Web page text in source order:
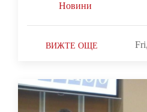
Новини
ВИЖТЕ ОЩЕ